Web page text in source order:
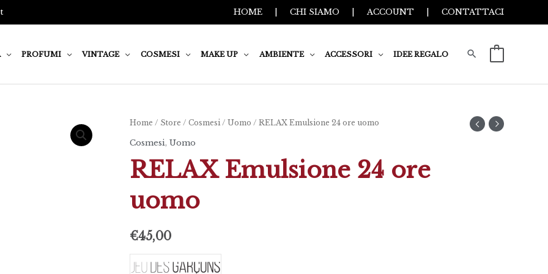
HOME CHI SIAMO |ACCOUNT CONTATTACI
PROFUMI VINTAGE COSMESI MAKE UP AMBIENTE ACCESSORI IDEE REGALO
Home / Store / Cosmesi / Uomo / RELAX Emulsione 24 ore uomo
Cosmesi, Uomo
RELAX Emulsione 24 ore
uomo
€45,00